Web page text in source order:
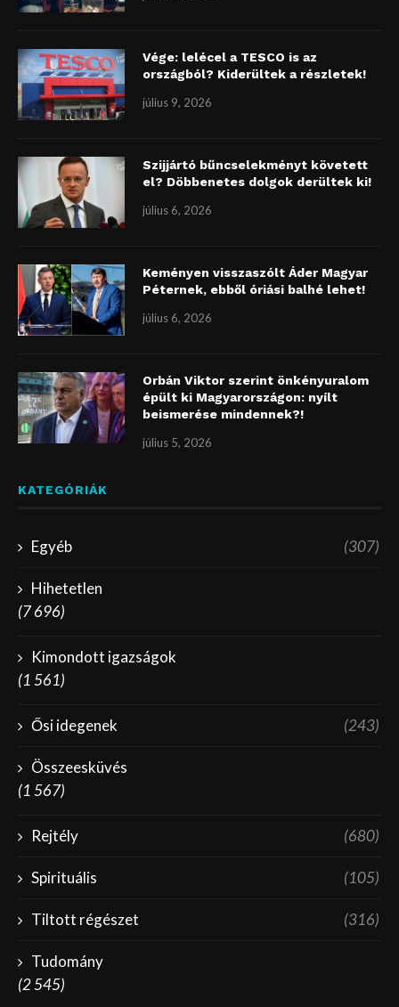
Vége: lelécel a TESCO is az
országból? Kiderültek a részletek!
július 9, 2026
Szijjártó bűncselekményt követett
el? Döbbenetes dolgok derültek ki!
július 6, 2026
Keményen visszaszólt Áder Magyar
Péternek, ebből óriási balhé lehet!
július 6, 2026
Orbán Viktor szerint önkényuralom
épült ki Magyarországon: nyílt
beismerése mindennek?!
július 5, 2026
KATEGÓRIÁK
Egyéb (307)
Hihetetlen
(7 696)
Kimondott igazságok
(1 561)
Ősi idegenek (243)
Összeesküvés
(1 567)
Rejtély (680)
Spirituális (105)
Tiltott régészet (316)
Tudomány
(2 545)